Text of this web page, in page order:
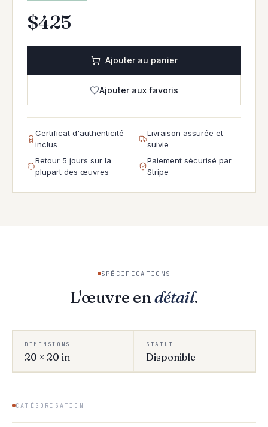
$425
Ajouter au panier
Ajouter aux favoris
Certificat d'authenticité
inclus
Livraison assurée et
suivie
Retour 5 jours sur la
plupart des œuvres
Paiement sécurisé par
Stripe
SPÉCIFICATIONS
L'œuvre endétail.
DIMENSIONS
20 × 20 in
STATUT
Disponible
CATÉGORISATION